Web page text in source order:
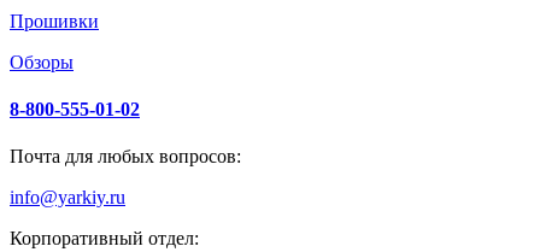
Прошивки
Обзоры
8-800-555-01-02
Почта для любых вопросов:
info@yarkiy.ru
Корпоративный отдел: